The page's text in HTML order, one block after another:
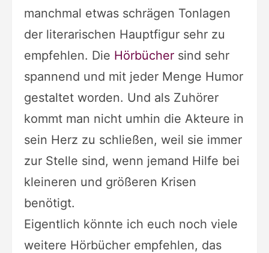
manchmal etwas schrägen Tonlagen
der literarischen Hauptfigur sehr zu
empfehlen. Die Hörbücher sind sehr
spannend und mit jeder Menge Humor
gestaltet worden. Und als Zuhörer
kommt man nicht umhin die Akteure in
sein Herz zu schließen, weil sie immer
zur Stelle sind, wenn jemand Hilfe bei
kleineren und größeren Krisen
benötigt.
Eigentlich könnte ich euch noch viele
weitere Hörbücher empfehlen, das